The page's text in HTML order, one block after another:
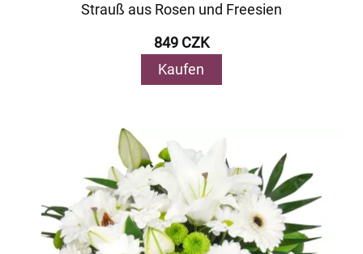
Strauß aus Rosen und Freesien
849 CZK
Kaufen